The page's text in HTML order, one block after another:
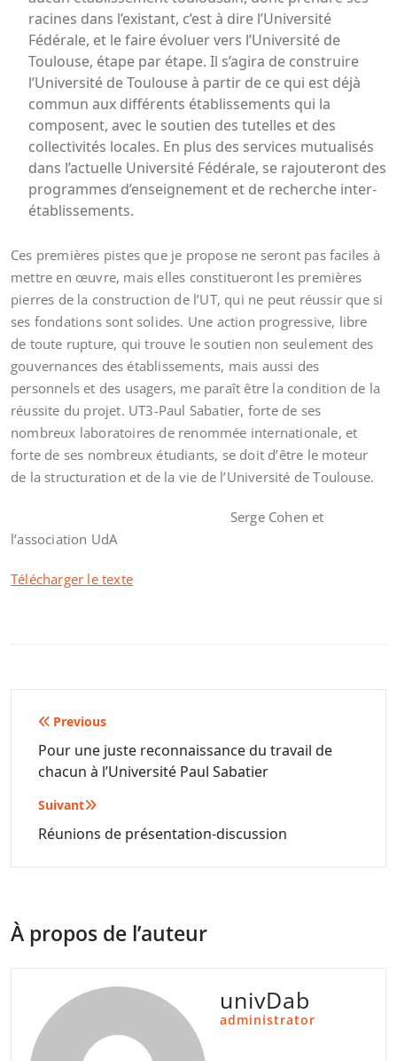
racines dans l’existant, c’est à dire l’Université
Fédérale, et le faire évoluer vers l’Université de
Toulouse, étape par étape. Il s’agira de construire
l’Université de Toulouse à partir de ce qui est déjà
commun aux différents établissements qui la
composent, avec le soutien des tutelles et des
collectivités locales. En plus des services mutualisés
dans l’actuelle Université Fédérale, se rajouteront des
programmes d’enseignement et de recherche inter-
établissements.
Ces premières pistes que je propose ne seront pas faciles à
mettre en œuvre, mais elles constitueront les premières
pierres de la construction de l’UT, qui ne peut réussir que si
ses fondations sont solides. Une action progressive, libre
de toute rupture, qui trouve le soutien non seulement des
gouvernances des établissements, mais aussi des
personnels et des usagers, me paraît être la condition de la
réussite du projet. UT3-Paul Sabatier, forte de ses
nombreux laboratoires de renommée internationale, et
forte de ses nombreux étudiants, se doit d’être le moteur
de la structuration et de la vie de l’Université de Toulouse.
Serge Cohen et
l’association UdA
Télécharger le texte
Navigation
de
l’article
Previous
Pour une juste reconnaissance du travail de
chacun à l’Université Paul Sabatier
Suivant
Réunions de présentation-discussion
À propos de l’auteur
univDab
administrator